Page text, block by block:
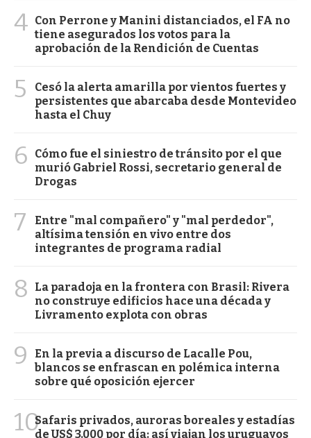
4 Con Perrone y Manini distanciados, el FA no
tiene asegurados los votos para la
aprobación de la Rendición de Cuentas
5
Cesó la alerta amarilla por vientos fuertes y
persistentes que abarcaba desde Montevideo
hasta el Chuy
6
Cómo fue el siniestro de tránsito por el que
murió Gabriel Rossi, secretario general de
Drogas
7
Entre "mal compañero" y "mal perdedor",
altísima tensión en vivo entre dos
integrantes de programa radial
8
La paradoja en la frontera con Brasil: Rivera
no construye edificios hace una década y
Livramento explota con obras
9
En la previa a discurso de Lacalle Pou,
blancos se enfrascan en polémica interna
sobre qué oposición ejercer
10Safaris privados, auroras boreales y estadías
de US$ 3.000 por día: así viajan los uruguayos